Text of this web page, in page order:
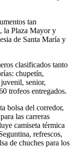
tan
la Plaza Mayor y
de Santa María y
clasificados tanto
chupetín,
senior,
trofeos entregados.
bolsa del corredor,
las carreras
camiseta térmica
refrescos,
de chuches para los